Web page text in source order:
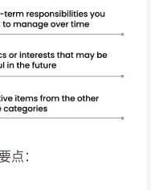
点：